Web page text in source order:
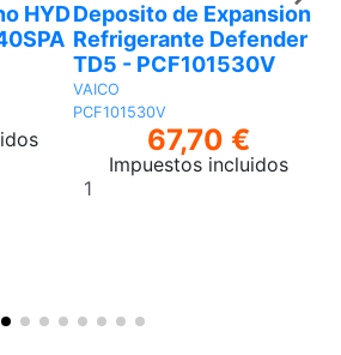
HYD
Añadir
Deposito de Expansion
Refrigerante Defender
TD5 - PCF101530V
VAICO
PCF101530V
67,70 €
Impuestos incluidos